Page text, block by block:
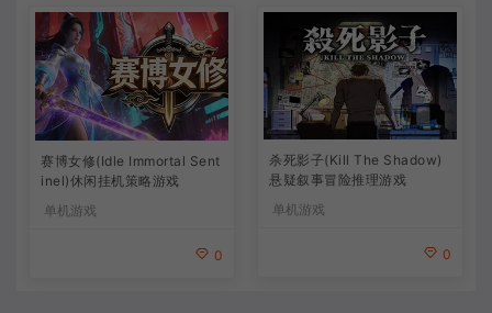
赛博女修(Idle Immortal Sent
inel)休闲挂机策略游戏
单机游戏
0
杀死影子(Kill The Shadow)
悬疑叙事冒险推理游戏
单机游戏
0